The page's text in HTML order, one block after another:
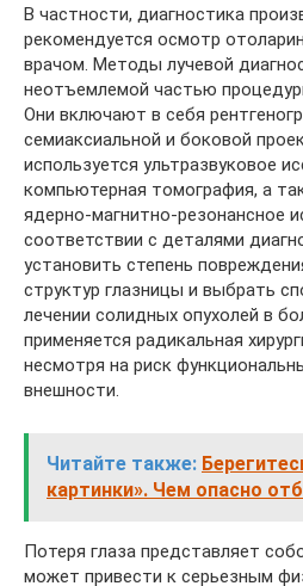
В частности, диагностика
рекомендуется осмотр
врачом. Методы лучевой
неотъемлемой частью
Они включают в себя
семиаксиальной и боковой
используется ультразвуковое
компьютерная томография, а
ядерно-магнитно-резонансное
соответствии с деталями
установить степень
структур глазницы и выбрать
лечении солидных опухолей в
применяется радикальная
несмотря на риск
внешности.
Читайте также:
картинки». Чем опасно
Потеря глаза представляет
может привести к серьезным